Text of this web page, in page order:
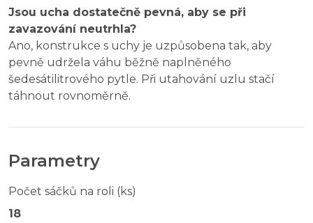
Jsou ucha dostatečně pevná, aby se při
zavazování neutrhla?
Ano, konstrukce s uchy je uzpůsobena tak, aby
pevně udržela váhu běžně naplněného
šedesátilitrového pytle. Při utahování uzlu stačí
táhnout rovnoměrně.
Parametry
Počet sáčků na roli (ks)
18